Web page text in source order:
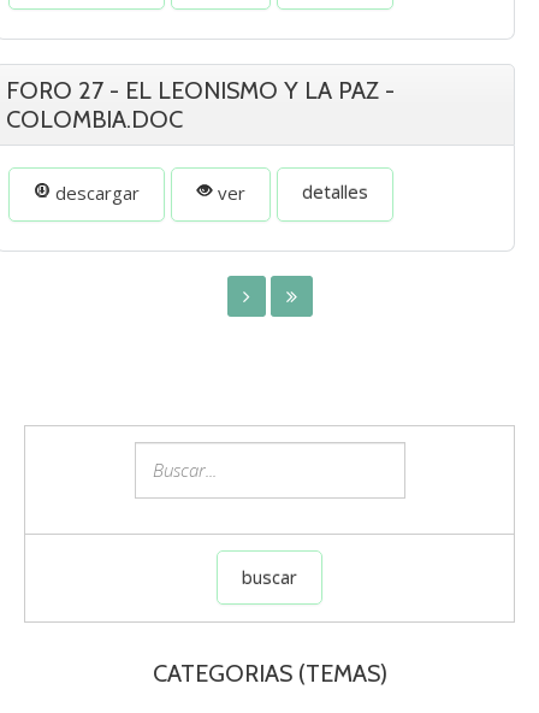
FORO 27 - EL LEONISMO Y LA PAZ -
COLOMBIA.DOC
descargar ver detalles
CATEGORIAS (TEMAS)